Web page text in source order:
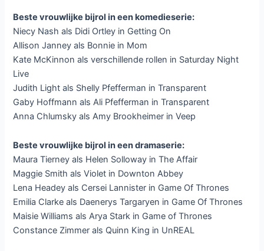
Beste vrouwlijke bijrol in een komedieserie:
Niecy Nash als Didi Ortley in Getting On
Allison Janney als Bonnie in Mom
Kate McKinnon als verschillende rollen in Saturday Night
Live
Judith Light als Shelly Pfefferman in Transparent
Gaby Hoffmann als Ali Pfefferman in Transparent
Anna Chlumsky als Amy Brookheimer in Veep
Beste vrouwlijke bijrol in een dramaserie:
Maura Tierney als Helen Solloway in The Affair
Maggie Smith als Violet in Downton Abbey
Lena Headey als Cersei Lannister in Game Of Thrones
Emilia Clarke als Daenerys Targaryen in Game Of Thrones
Maisie Williams als Arya Stark in Game of Thrones
Constance Zimmer als Quinn King in UnREAL